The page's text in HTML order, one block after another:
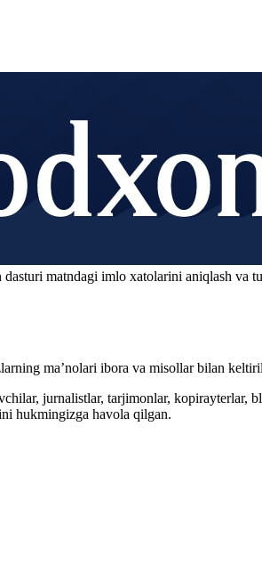
matndagi imlo xatolarini aniqlash va
ma’nolari ibora va misollar bilan
jurnalistlar, tarjimonlar,
hukmingizga havola qilgan.